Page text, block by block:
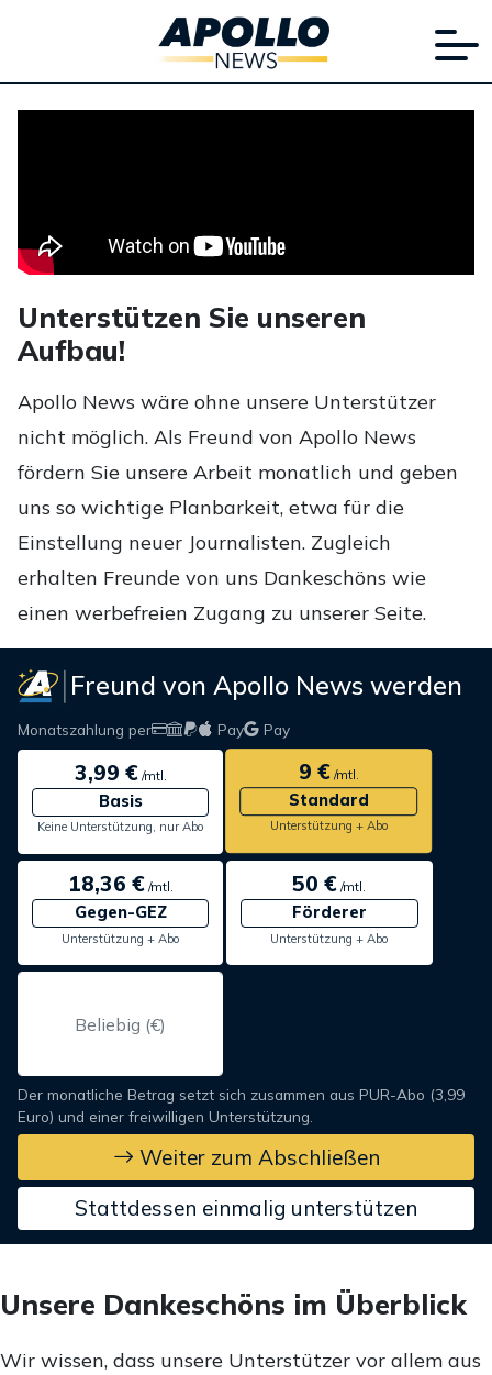
Unterstützen Sie unseren
Aufbau!
Apollo News wäre ohne unsere Unterstützer
nicht möglich. Als Freund von Apollo News
fördern Sie unsere Arbeit monatlich und geben
uns so wichtige Planbarkeit, etwa für die
Einstellung neuer Journalisten. Zugleich
erhalten Freunde von uns Dankeschöns wie
einen werbefreien Zugang zu unserer Seite.
Freund von Apollo News werden
Monatszahlung per Pay Pay
3,99 €/mtl.
Basis
Keine Unterstützung, nur Abo
9 €/mtl.
Standard
Unterstützung + Abo
18,36 €/mtl.
Gegen-GEZ
Unterstützung + Abo
50 € /mtl.
Förderer
Unterstützung + Abo
Der monatliche Betrag setzt sich zusammen aus PUR-Abo (3,99
Euro) und einer freiwilligen Unterstützung.
Weiter zum Abschließen
Stattdessen einmalig unterstützen
Unsere Dankeschöns im Überblick
Wir wissen, dass unsere Unterstützer vor allem aus